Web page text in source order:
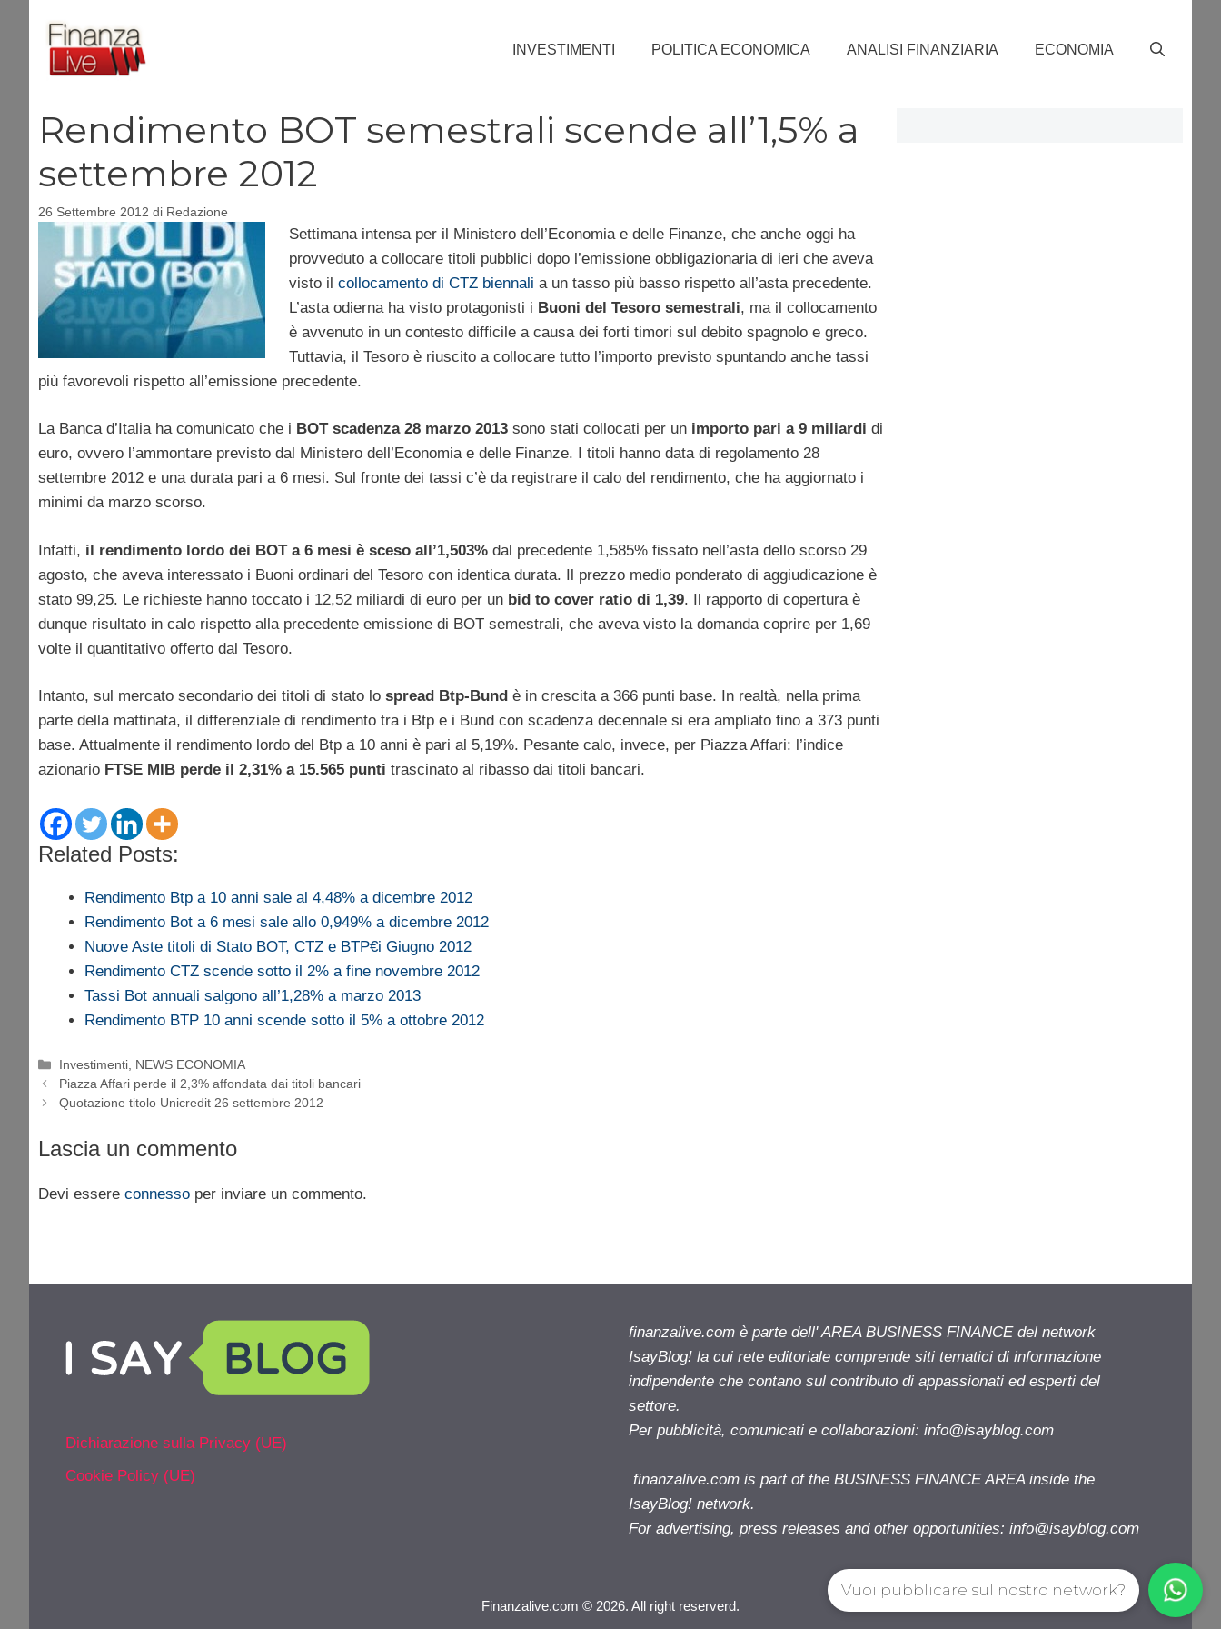
contenuto
INVESTIMENTI POLITICA ECONOMICA ANALISI FINANZIARIA ECONOMIA
Rendimento BOT semestrali scende all’1,5% a
settembre 2012
26 Settembre 2012 di Redazione
Settimana intensa per il Ministero dell’Economia e delle Finanze, che anche oggi ha
provveduto a collocare titoli pubblici dopo l’emissione obbligazionaria di ieri che aveva
visto il collocamento di CTZ biennali a un tasso più basso rispetto all’asta precedente.
L’asta odierna ha visto protagonisti i Buoni del Tesoro semestrali, ma il collocamento
è avvenuto in un contesto difficile a causa dei forti timori sul debito spagnolo e greco.
Tuttavia, il Tesoro è riuscito a collocare tutto l’importo previsto spuntando anche tassi
più favorevoli rispetto all’emissione precedente.
La Banca d’Italia ha comunicato che i BOT scadenza 28 marzo 2013 sono stati collocati per un importo pari a 9 miliardi di
euro, ovvero l’ammontare previsto dal Ministero dell’Economia e delle Finanze. I titoli hanno data di regolamento 28
settembre 2012 e una durata pari a 6 mesi. Sul fronte dei tassi c’è da registrare il calo del rendimento, che ha aggiornato i
minimi da marzo scorso.
Infatti, il rendimento lordo dei BOT a 6 mesi è sceso all’1,503% dal precedente 1,585% fissato nell’asta dello scorso 29
agosto, che aveva interessato i Buoni ordinari del Tesoro con identica durata. Il prezzo medio ponderato di aggiudicazione è
stato 99,25. Le richieste hanno toccato i 12,52 miliardi di euro per un bid to cover ratio di 1,39. Il rapporto di copertura è
dunque risultato in calo rispetto alla precedente emissione di BOT semestrali, che aveva visto la domanda coprire per 1,69
volte il quantitativo offerto dal Tesoro.
Intanto, sul mercato secondario dei titoli di stato lo spread Btp-Bund è in crescita a 366 punti base. In realtà, nella prima
parte della mattinata, il differenziale di rendimento tra i Btp e i Bund con scadenza decennale si era ampliato fino a 373 punti
base. Attualmente il rendimento lordo del Btp a 10 anni è pari al 5,19%. Pesante calo, invece, per Piazza Affari: l’indice
azionario FTSE MIB perde il 2,31% a 15.565 punti trascinato al ribasso dai titoli bancari.
Related Posts:
Rendimento Btp a 10 anni sale al 4,48% a dicembre 2012
Rendimento Bot a 6 mesi sale allo 0,949% a dicembre 2012
Nuove Aste titoli di Stato BOT, CTZ e BTP€i Giugno 2012
Rendimento CTZ scende sotto il 2% a fine novembre 2012
Tassi Bot annuali salgono all’1,28% a marzo 2013
Rendimento BTP 10 anni scende sotto il 5% a ottobre 2012
Categorie
Investimenti NEWS ECONOMIA
Piazza Affari perde il 2,3% affondata dai titoli bancari
Quotazione titolo Unicredit 26 settembre 2012
Lascia un commento
Devi essere connesso per inviare un commento.
Dichiarazione sulla Privacy (UE)
Cookie Policy (UE)
finanzalive.com è parte dell' AREA BUSINESS FINANCE del network
IsayBlog! la cui rete editoriale comprende siti tematici di informazione
indipendente che contano sul contributo di appassionati ed esperti del
settore.
Per pubblicità, comunicati e collaborazioni: info@isayblog.com
finanzalive.com is part of the BUSINESS FINANCE AREA inside the
IsayBlog! network.
For advertising, press releases and other opportunities: info@isayblog.com
Finanzalive.com © 2026. All right reserverd.
Vuoi pubblicare sul nostro network?